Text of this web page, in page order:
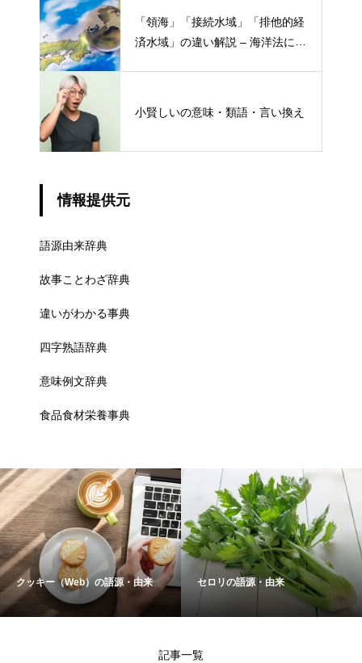
「領海」「接続水域」「排他的経
済水域」の違い解説 – 海洋法にお
小賢しいの意味・類語・言い換え
情報提供元
語源由来辞典
故事ことわざ辞典
違いがわかる事典
四字熟語辞典
意味例文辞典
食品食材栄養事典
クッキー（Web）の語源・由来 セロリの語源・由来
記事一覧